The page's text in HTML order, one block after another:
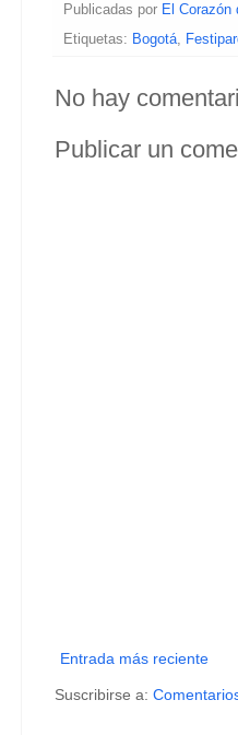
Publicadas por El Corazón
Etiquetas: Bogotá
No hay
Publicar un
Entrada más reciente
Suscribirse a: